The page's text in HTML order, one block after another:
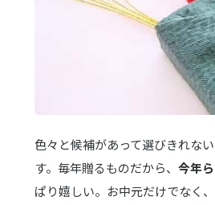
サーティワンアイスクリーム
バラエティボックス Rサイ
ギフト オブ グルメ 三越伊
中村屋
三陸海宝漬
色々と候補があって選びきれな
す。毎年贈るものだから、 今年
ぱり嬉しい。お中元だけでなく